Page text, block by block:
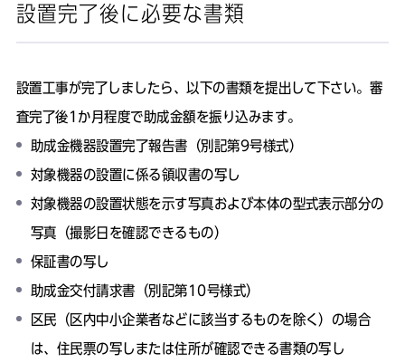
設置完了後に必要な書類
設置工事が完了しましたら、以下の書類を提出して下さい。審
査完了後1か月程度で助成金額を振り込みます。
助成金機器設置完了報告書（別記第9号様式）
対象機器の設置に係る領収書の写し
対象機器の設置状態を示す写真および本体の型式表示部分の
写真（撮影日を確認できるもの）
保証書の写し
助成金交付請求書（別記第10号様式）
区民（区内中小企業者などに該当するものを除く）の場合
は、住民票の写しまたは住所が確認できる書類の写し